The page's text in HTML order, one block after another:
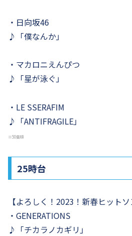
・日向坂46
♪「僕なんか」
・マカロニえんぴつ
♪「星が泳ぐ」
・LE SSERAFIM
♪「ANTIFRAGILE」
※50音順
25時台
【よろしく！2023！新春ヒット
・GENERATIONS
♪「チカラノカギリ」